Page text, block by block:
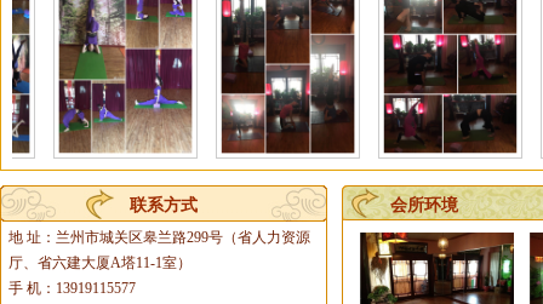
联系方式
地 址：兰州市城关区皋兰路299号（省人力资源
厅、省六建大厦A塔11-1室）
手 机：13919115577
会所环境